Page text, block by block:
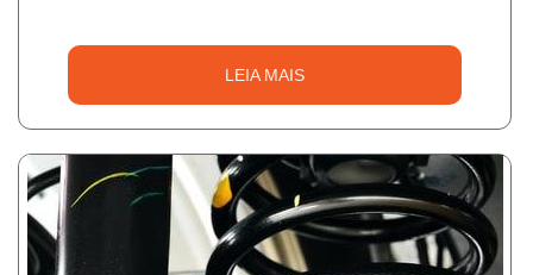
LEIA MAIS